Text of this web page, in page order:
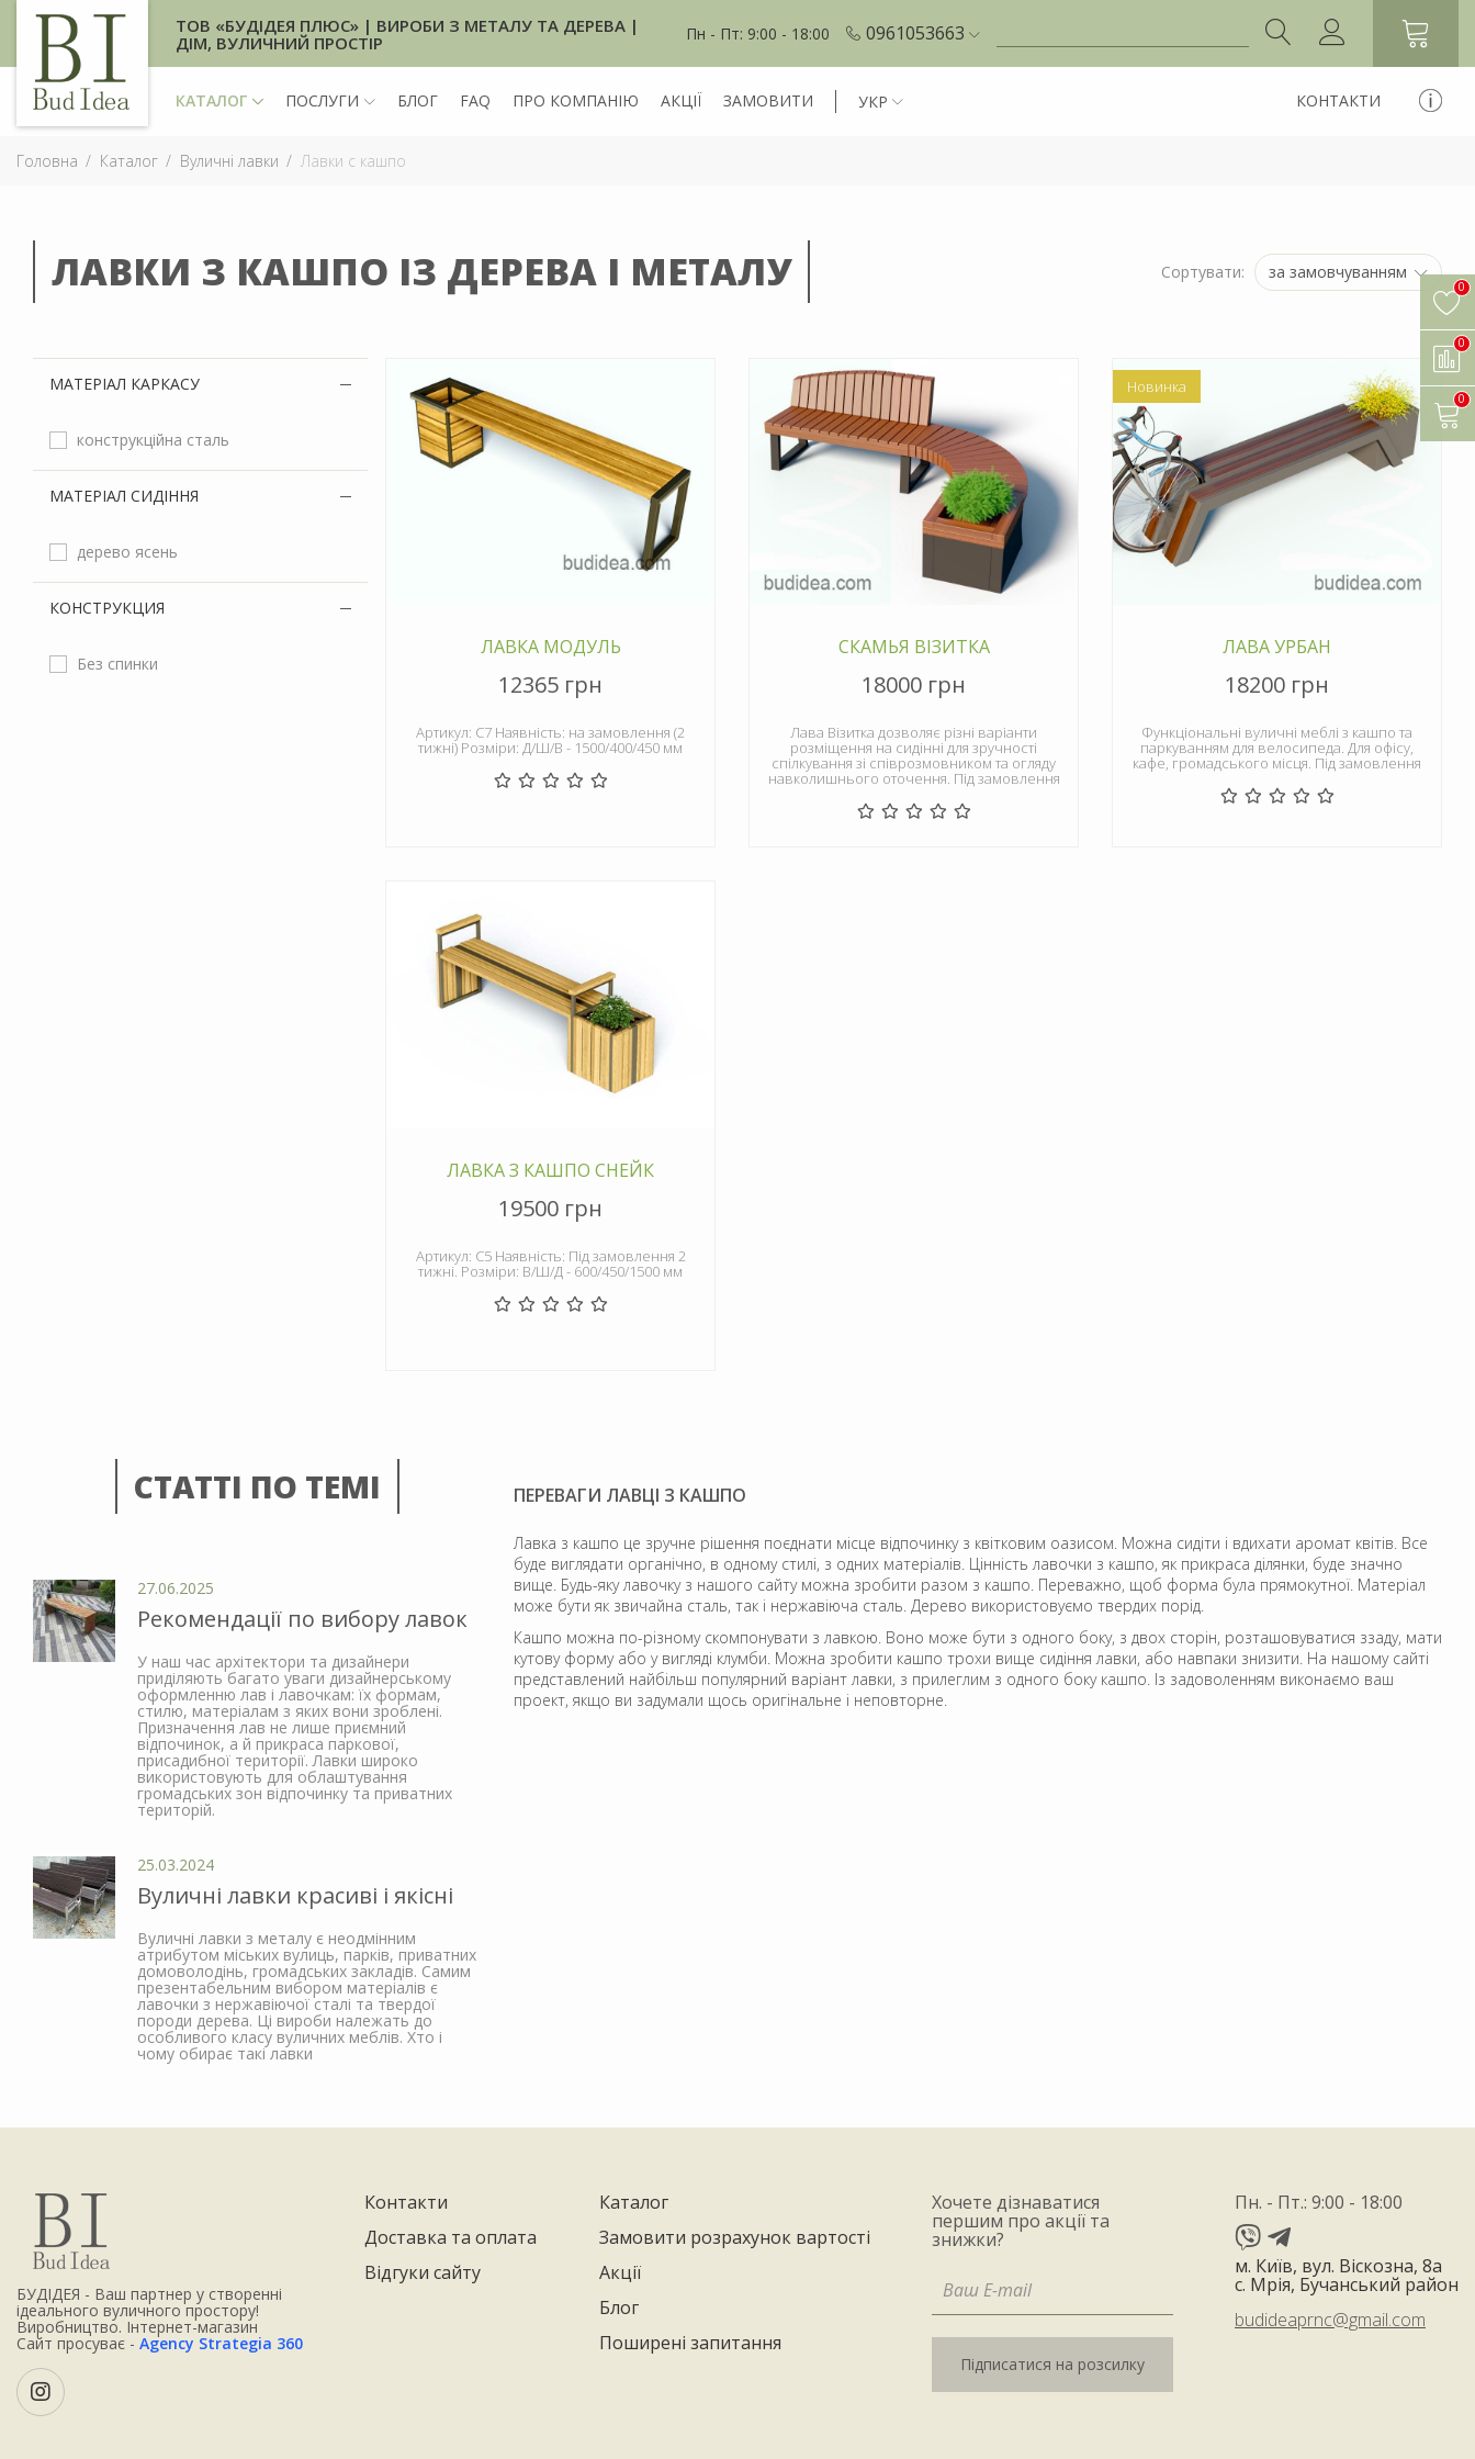
ТОВ «БУДІДЕЯ ПЛЮС» | ВИРОБИ З МЕТАЛУ ТА ДЕРЕВА |
ДІМ, ВУЛИЧНИЙ ПРОСТІР
Пн - Пт: 9:00 - 18:00 0961053663
КАТАЛОГ ПОСЛУГИ БЛОГ FAQ ПРО КОМПАНІЮ АКЦІЇ ЗАМОВИТИ УКР КОНТАКТИ
Головна Каталог Вуличні лавки Лавки с кашпо
ЛАВКИ З КАШПО ІЗ ДЕРЕВА І МЕТАЛУ Сортувати: за замовчуванням
МАТЕРІАЛ КАРКАСУ
конструкційна сталь
МАТЕРІАЛ СИДІННЯ
дерево ясень
КОНСТРУКЦИЯ
Без спинки
ЛАВКА МОДУЛЬ
12365 грн
Артикул: С7 Наявність: на замовлення (2
тижні) Розміри: Д/Ш/В - 1500/400/450 мм
СКАМЬЯ ВІЗИТКА
18000 грн
Лава Візитка дозволяє різні варіанти
розміщення на сидінні для зручності
спілкування зі співрозмовником та огляду
навколишнього оточення. Під замовлення
Новинка
ЛАВА УРБАН
18200 грн
Функціональні вуличні меблі з кашпо та
паркуванням для велосипеда. Для офісу,
кафе, громадського місця. Під замовлення
ЛАВКА З КАШПО СНЕЙК
19500 грн
Артикул: С5 Наявність: Під замовлення 2
тижні. Розміри: В/Ш/Д - 600/450/1500 мм
СТАТТІ ПО ТЕМІ
27.06.2025
Рекомендації по вибору лавок
У наш час архітектори та дизайнери
приділяють багато уваги дизайнерському
оформленню лав і лавочкам: їх формам,
стилю, матеріалам з яких вони зроблені.
Призначення лав не лише приємний
відпочинок, а й прикраса паркової,
присадибної території. Лавки широко
використовують для облаштування
громадських зон відпочинку та приватних
територій.
25.03.2024
Вуличні лавки красиві і якісні
Вуличні лавки з металу є неодмінним
атрибутом міських вулиць, парків, приватних
домоволодінь, громадських закладів. Самим
презентабельним вибором матеріалів є
лавочки з нержавіючої сталі та твердої
породи дерева. Ці вироби належать до
особливого класу вуличних меблів. Хто і
чому обирає такі лавки
ПЕРЕВАГИ ЛАВЦІ З КАШПО
Лавка з кашпо це зручне рішення поєднати місце відпочинку з квітковим оазисом. Можна сидіти і вдихати аромат квітів. Все
буде виглядати органічно, в одному стилі, з одних матеріалів. Цінність лавочки з кашпо, як прикраса ділянки, буде значно
вище. Будь-яку лавочку з нашого сайту можна зробити разом з кашпо. Переважно, щоб форма була прямокутної. Матеріал
може бути як звичайна сталь, так і нержавіюча сталь. Дерево використовуємо твердих порід.
Кашпо можна по-різному скомпонувати з лавкою. Воно може бути з одного боку, з двох сторін, розташовуватися ззаду, мати
кутову форму або у вигляді клумби. Можна зробити кашпо трохи вище сидіння лавки, або навпаки знизити. На нашому сайті
представлений найбільш популярний варіант лавки, з прилеглим з одного боку кашпо. Із задоволенням виконаємо ваш
проект, якщо ви задумали щось оригінальне і неповторне.
БУДІДЕЯ - Ваш партнер у створенні
ідеального вуличного простору!
Виробництво. Інтернет-магазин
Сайт просуває - Agency Strategia 360
Контакти
Доставка та оплата
Відгуки сайту
Каталог
Замовити розрахунок вартості
Акції
Блог
Поширені запитання
Хочете дізнаватися
першим про акції та
знижки?
Підписатися на розсилку
Пн. - Пт.: 9:00 - 18:00
м. Київ, вул. Віскозна, 8а
с. Мрія, Бучанський район
budideaprnc@gmail.com
0
0
0